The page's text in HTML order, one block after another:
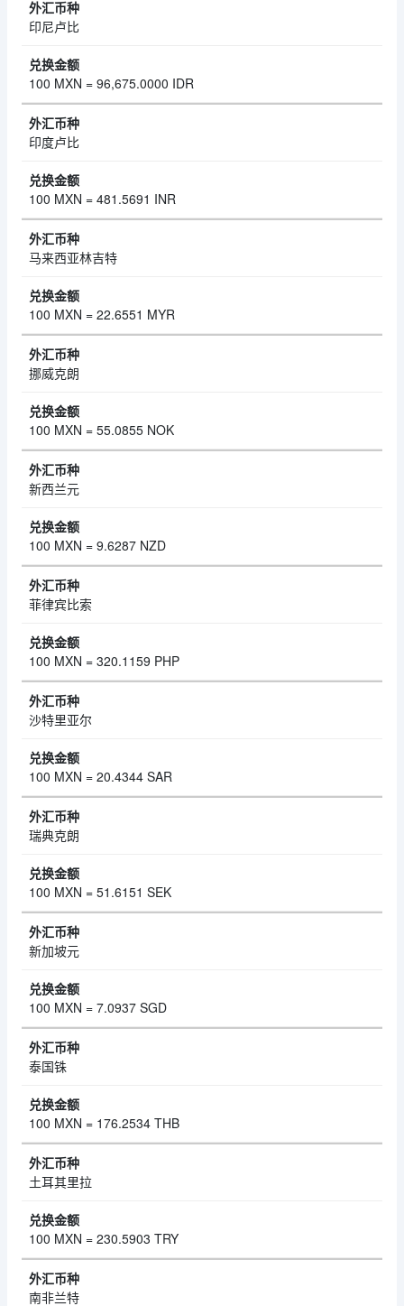
印尼卢比
100 MXN = 96,675.0000 IDR
印度卢比
100 MXN = 481.5691 INR
马来西亚林吉特
100 MXN = 22.6551 MYR
挪威克朗
100 MXN = 55.0855 NOK
新西兰元
100 MXN = 9.6287 NZD
菲律宾比索
100 MXN = 320.1159 PHP
沙特里亚尔
100 MXN = 20.4344 SAR
瑞典克朗
100 MXN = 51.6151 SEK
新加坡元
100 MXN = 7.0937 SGD
泰国铢
100 MXN = 176.2534 THB
土耳其里拉
100 MXN = 230.5903 TRY
南非兰特